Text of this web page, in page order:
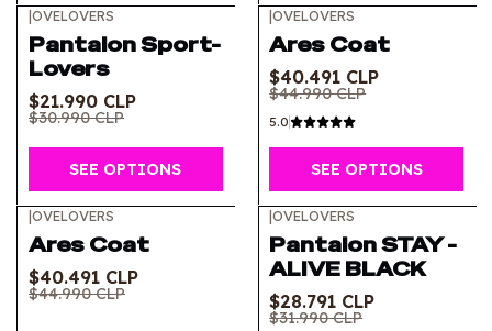
|OVELOVERS
Pantalon Sport-
Lovers
$21.990 CLP
$30.990 CLP
SEE OPTIONS
|OVELOVERS
Ares Coat
$40.491 CLP
$44.990 CLP
5.0
SEE OPTIONS
|OVELOVERS
Ares Coat
$40.491 CLP
$44.990 CLP
|OVELOVERS
Pantalon STAY -
ALIVE BLACK
$28.791 CLP
$31.990 CLP